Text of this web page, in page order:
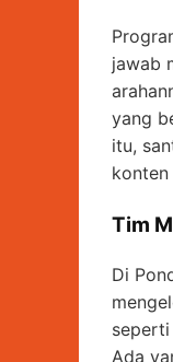
jawab
yang
itu,
konten
Tim
Di
seperti
Ada